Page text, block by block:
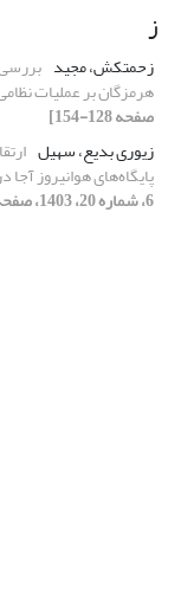
ز
زحمتکش، مجید
هرمزگان بر عملیات
صفحه 128-154]
زیوری بدیع، سهیل
پایگاه‌های هوانیروز آجا
6، شماره 20، 1403، صفحه 57-81]